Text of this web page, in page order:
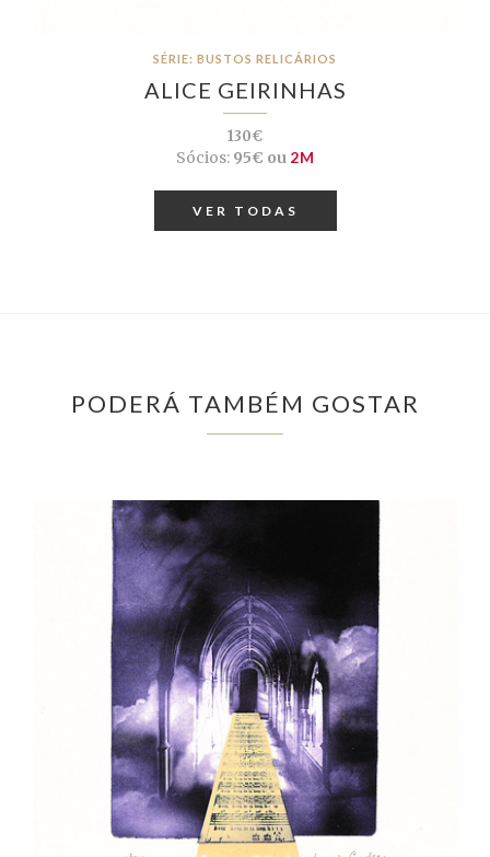
SÉRIE: BUSTOS RELICÁRIOS
ALICE GEIRINHAS
130€
Sócios:95€ ou 2M
VER TODAS
PODERÁ TAMBÉM GOSTAR